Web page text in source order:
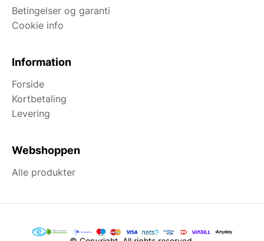
Betingelser og garanti
Cookie info
Information
Forside
Kortbetaling
Levering
Webshoppen
Alle produkter